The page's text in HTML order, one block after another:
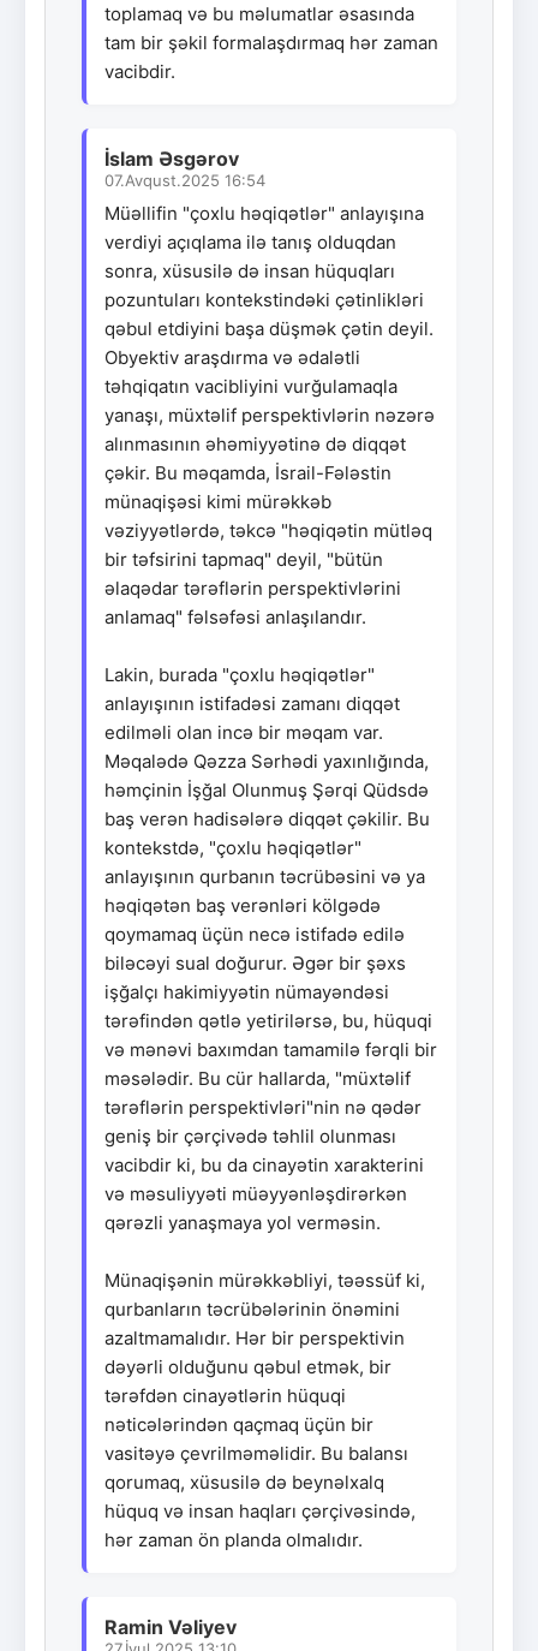
toplamaq və bu məlumatlar əsasında
tam bir şəkil formalaşdırmaq hər zaman
vacibdir.
İslam Əsgərov
07.Avqust.2025 16:54
Müəllifin "çoxlu həqiqətlər" anlayışına
verdiyi açıqlama ilə tanış olduqdan
sonra, xüsusilə də insan hüquqları
pozuntuları kontekstindəki çətinlikləri
qəbul etdiyini başa düşmək çətin deyil.
Obyektiv araşdırma və ədalətli
təhqiqatın vacibliyini vurğulamaqla
yanaşı, müxtəlif perspektivlərin nəzərə
alınmasının əhəmiyyətinə də diqqət
çəkir. Bu məqamda, İsrail-Fələstin
münaqişəsi kimi mürəkkəb
vəziyyətlərdə, təkcə "həqiqətin mütləq
bir təfsirini tapmaq" deyil, "bütün
əlaqədar tərəflərin perspektivlərini
anlamaq" fəlsəfəsi anlaşılandır.
Lakin, burada "çoxlu həqiqətlər"
anlayışının istifadəsi zamanı diqqət
edilməli olan incə bir məqam var.
Məqalədə Qəzza Sərhədi yaxınlığında,
həmçinin İşğal Olunmuş Şərqi Qüdsdə
baş verən hadisələrə diqqət çəkilir. Bu
kontekstdə, "çoxlu həqiqətlər"
anlayışının qurbanın təcrübəsini və ya
həqiqətən baş verənləri kölgədə
qoymamaq üçün necə istifadə edilə
biləcəyi sual doğurur. Əgər bir şəxs
işğalçı hakimiyyətin nümayəndəsi
tərəfindən qətlə yetirilərsə, bu, hüquqi
və mənəvi baxımdan tamamilə fərqli bir
məsələdir. Bu cür hallarda, "müxtəlif
tərəflərin perspektivləri"nin nə qədər
geniş bir çərçivədə təhlil olunması
vacibdir ki, bu da cinayətin xarakterini
və məsuliyyəti müəyyənləşdirərkən
qərəzli yanaşmaya yol verməsin.
Münaqişənin mürəkkəbliyi, təəssüf ki,
qurbanların təcrübələrinin önəmini
azaltmamalıdır. Hər bir perspektivin
dəyərli olduğunu qəbul etmək, bir
tərəfdən cinayətlərin hüquqi
nəticələrindən qaçmaq üçün bir
vasitəyə çevrilməməlidir. Bu balansı
qorumaq, xüsusilə də beynəlxalq
hüquq və insan haqları çərçivəsində,
hər zaman ön planda olmalıdır.
Ramin Vəliyev